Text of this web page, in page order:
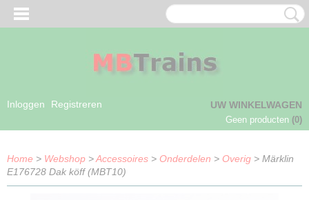
Inloggen Registreren UW WINKELWAGEN
Geen producten (0)
Home > Webshop >Accessoires > Onderdelen > Overig > Märklin
E176728 Dak köff (MBT10)